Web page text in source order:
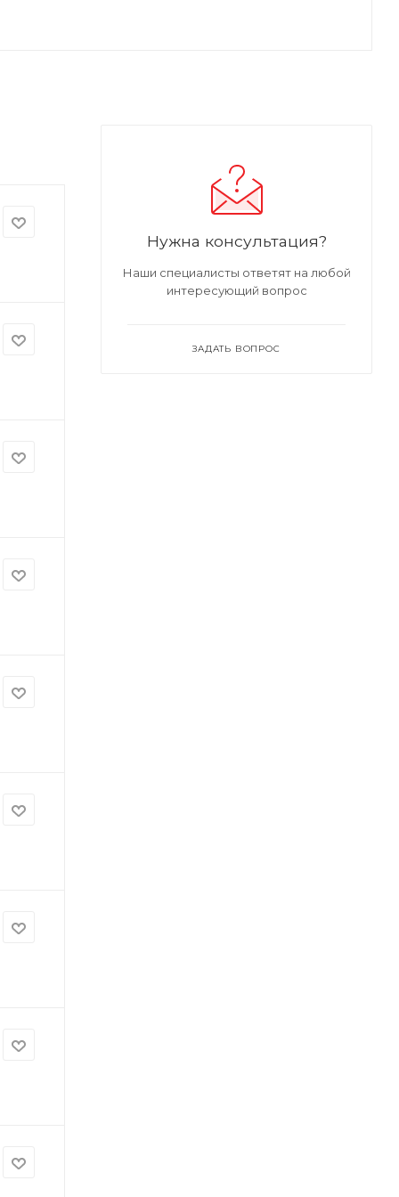
Нужна консультация?
Наши специалисты ответят на любой
интересующий вопрос
ЗАДАТЬ ВОПРОС